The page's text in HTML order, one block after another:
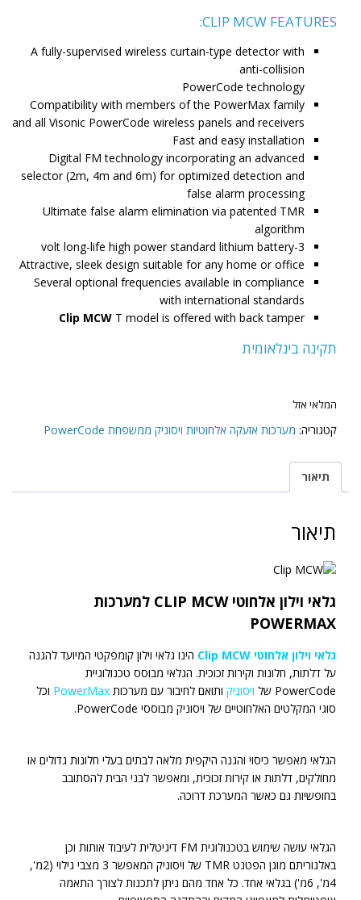
CLIP MCW FEATURES:
A fully-supervised wireless curtain-type detector with
anti-collision
PowerCode technology
Compatibility with members of the PowerMax family
and all Visonic PowerCode wireless panels and receivers
Fast and easy installation
Digital FM technology incorporating an advanced
selector (2m, 4m and 6m) for optimized detection and
false alarm processing
Ultimate false alarm elimination via patented TMR
algorithm
3-volt long-life high power standard lithium battery
Attractive, sleek design suitable for any home or office
Several optional frequencies available in compliance
with international standards
Clip MCW T model is offered with back tamper
תקינה בינלאומית
המלאי אזל
קטגוריה: מערכות אזעקה אלחוטיות ויסוניק ממשפחת PowerCode
תיאור
תיאור
גלאי וילון אלחוטי CLIP MCW למערכות
POWERMAX
גלאי וילון אלחוטי Clip MCW
הינו גלאי וילון קומפקטי המיועד להגנה
על דלתות, חלונות וקירות זכוכית. הגלאי מבוסס טכנולוגיית
PowerCode של
ויסוניק ותואם לחיבור עם מערכות PowerMax וכל
סוגי המקלטים האלחוטיים של ויסוניק מבוססי PowerCode.
הגלאי מאפשר כיסוי והגנה היקפית מלאה לבתים בעלי חלונות גדולים או
מחולקים, דלתות או קירות זכוכית, ומאפשר לבני הבית להסתובב
בחופשיות גם כאשר המערכת דרוכה.
הגלאי עושה שימוש בטכנולוגית FM דיגיטלית לעיבוד אותות וכן
באלגוריתם מוגן הפטנט TMR של ויסוניק המאפשר 3 מצבי גילוי (2מ',
4מ', 6מ') בגלאי אחד. כל אחד מהם ניתן לתכנות לצורך התאמה